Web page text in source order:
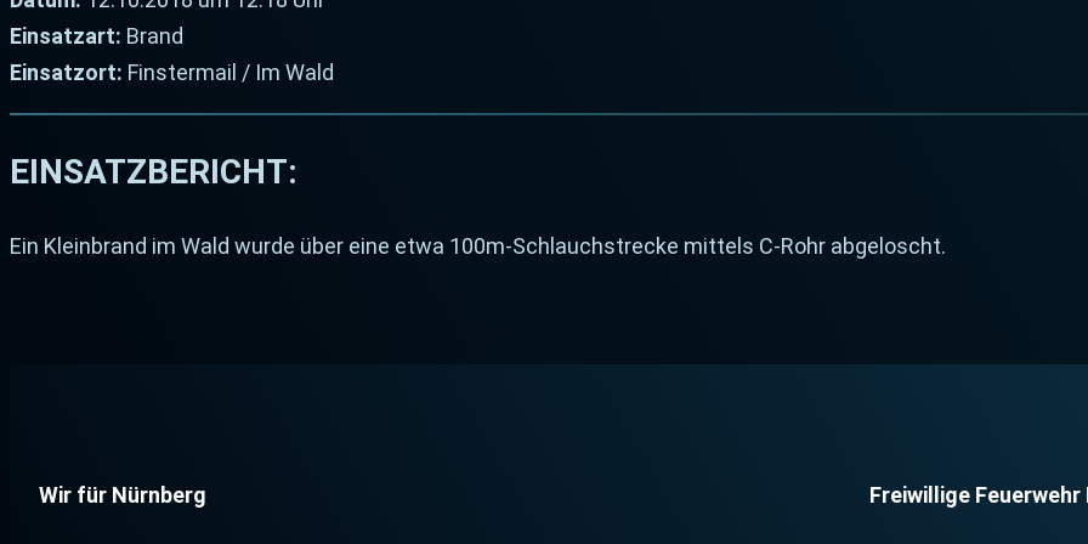
Einsatzart: Brand
Einsatzort: Finstermail / Im Wald
EINSATZBERICHT:
Ein Kleinbrand im Wald wurde über eine etwa 100m-Schlauchstrecke mittels C-Rohr abgeloscht.
Wir für Nürnberg Freiwillige